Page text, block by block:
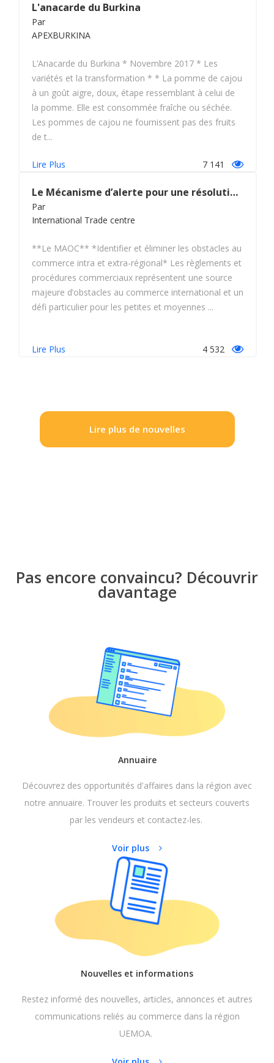
L'anacarde du Burkina
Par
APEXBURKINA
L’Anacarde du Burkina * Novembre 2017 * Les
variétés et la transformation * * La pomme de cajou
à un goût aigre, doux, étape ressemblant à celui de
la pomme. Elle est consommée fraîche ou séchée.
Les pommes de cajou ne fournissent pas des fruits
de t...
Lire Plus 7 141
Le Mécanisme d’alerte pour une résolution rapide des obstacles au commerce
Par
International Trade centre
**Le MAOC** *Identifier et éliminer les obstacles au
commerce intra et extra-régional* Les règlements et
procédures commerciaux représentent une source
majeure d’obstacles au commerce international et un
défi particulier pour les petites et moyennes ...
Lire Plus 4 532
Lire plus de nouvelles
Pas encore convaincu? Découvrir
davantage
Annuaire
Découvrez des opportunités d'affaires dans la région avec
notre annuaire. Trouver les produits et secteurs couverts
par les vendeurs et contactez-les.
Voir plus
Nouvelles et informations
Restez informé des nouvelles, articles, annonces et autres
communications reliés au commerce dans la région
UEMOA.